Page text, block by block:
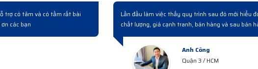
công ty cải tạo nâng cấp hệ thống có mua mấy bộ switch bên này. Làm việc chuyên
từ lúc hỏi mua đến giao hàng và bàn giao rất chuyên nghiệp...